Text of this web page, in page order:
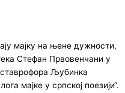
мајку на њене дужности,
Стефан Првовенчани у
ставрофора Љубинка
мајке у српској поезији“.